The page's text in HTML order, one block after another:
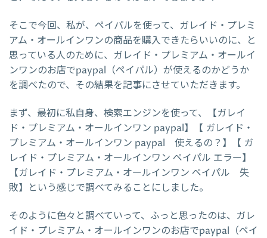
そこで今回、私が、ペイパルを使って、ガレイド・プレミ
アム・オールインワンの商品を購入できたらいいのに、と
思っている人のために、ガレイド・プレミアム・オールイ
ンワンのお店でpaypal（ペイパル）が使えるのかどうか
を調べたので、その結果を記事にさせていただきます。
まず、最初に私自身、検索エンジンを使って、【ガレイ
ド・プレミアム・オールインワン paypal】【 ガレイド・
プレミアム・オールインワン paypal 使えるの？】【 ガ
レイド・プレミアム・オールインワン ペイパル エラー】
【ガレイド・プレミアム・オールインワン ペイパル 失
敗】という感じで調べてみることにしました。
そのように色々と調べていって、ふっと思ったのは、ガレ
イド・プレミアム・オールインワンのお店でpaypal（ペイ